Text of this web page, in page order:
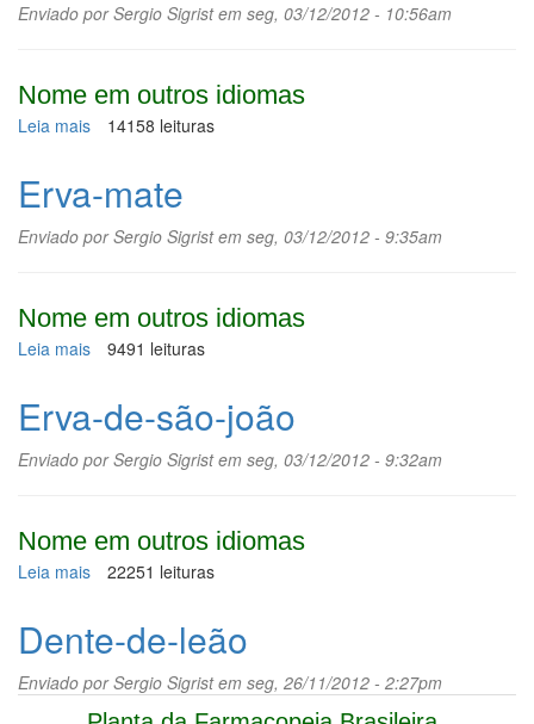
Enviado porSergio Sigristem seg, 03/12/2012 - 10:56am
Nome em outros idiomas
Leia mais sobre
14158 leituras
Erva-mate
Enviado porSergio Sigristem seg, 03/12/2012 - 9:35am
Nome em outros idiomas
Leia mais sobre
9491 leituras
Erva-de-são-joão
Enviado porSergio Sigristem seg, 03/12/2012 - 9:32am
Nome em outros idiomas
Leia mais sobre
são-
22251 leituras
Dente-de-leão
Enviado porSergio Sigristem seg, 26/11/2012 - 2:27pm